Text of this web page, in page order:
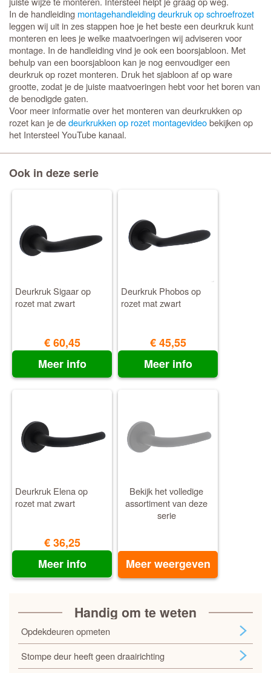
In de handleiding montagehandleiding deurkruk op schroefrozet
leggen wij uit in zes stappen hoe je het beste een deurkruk kunt
monteren en lees je welke maatvoeringen wij adviseren voor
montage. In de handleiding vind je ook een boorsjabloon. Met
behulp van een boorsjabloon kan je nog eenvoudiger een
deurkruk op rozet monteren. Druk het sjabloon af op ware
grootte, zodat je de juiste maatvoeringen hebt voor het boren van
de benodigde gaten.
Voor meer informatie over het monteren van deurkrukken op
rozet kan je dedeurkrukken op rozet montagevideobekijken op
het Intersteel YouTube kanaal.
Ook in deze serie
Deurkruk Sigaar op
rozet mat zwart
€ 60,45
Meer info
Deurkruk Phobos op
rozet mat zwart
€ 45,55
Meer info
Deurkruk Elena op
rozet mat zwart
€ 36,25
Meer info
Bekijk het volledige
assortiment van deze
serie
Meer weergeven
Handig om te weten
Opdekdeuren opmeten
Stompe deur heeft geen draairichting